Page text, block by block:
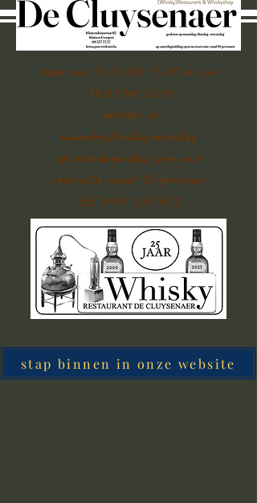
open van 12.00 tot 15.00 en van
18.00 tot 23.00
gesloten op
maandag,dinsdag,woensdag
op zaterdagmiddag open voor
reservatie vanaf 1O personen
BE 0465 334 635
stap binnen in onze website